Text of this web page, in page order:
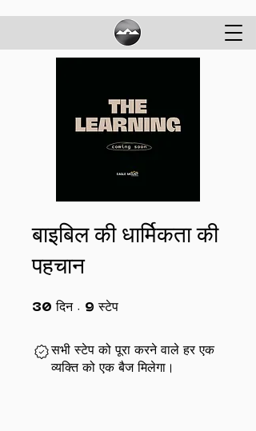
बाइबिल की धार्मिकता की
पहचान
30 दिन30 दिन
9 स्टेप
सभी स्टेप को पूरा करने वाले हर एक
व्यक्ति को एक बैज मिलेगा।